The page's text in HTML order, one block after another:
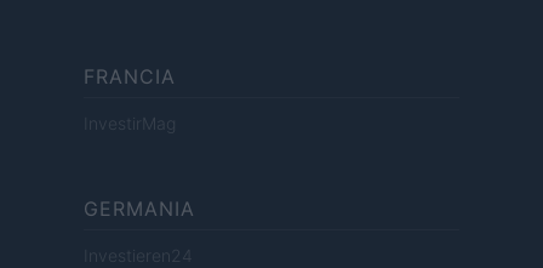
FRANCIA
InvestirMag
GERMANIA
Investieren24